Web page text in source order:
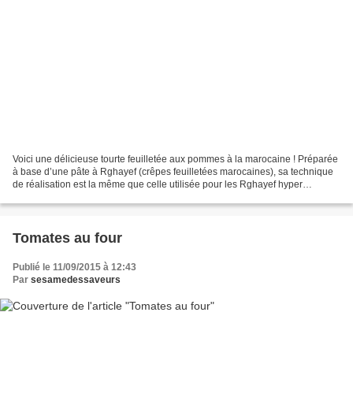
Voici une délicieuse tourte feuilletée aux pommes à la marocaine ! Préparée
à base d’une pâte à Rghayef (crêpes feuilletées marocaines), sa technique
de réalisation est la même que celle utilisée pour les Rghayef hyper
Tomates au four
Publié le 11/09/2015 à 12:43
Par sesamedessaveurs